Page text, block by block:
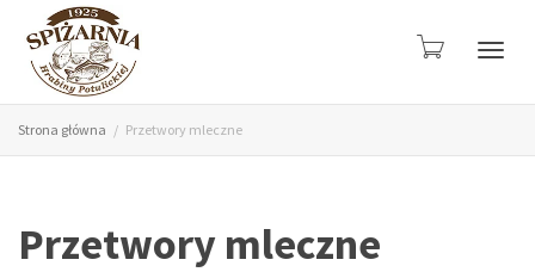
Strona główna Przetwory mleczne
Przetwory mleczne